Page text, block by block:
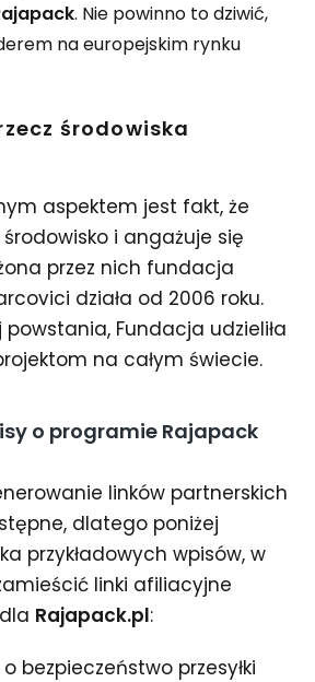
. Nie powinno to dziwić,
na europejskim rynku
środowiska
aspektem jest fakt, że
i angażuje się
przez nich fundacja
działa od 2006 roku.
Fundacja udzieliła
na całym świecie.
o programie Rajapack
linków partnerskich
dlatego poniżej
przykładowych wpisów, w
linki afiliacyjne
Rajapack.pl:
bezpieczeństwo przesyłki